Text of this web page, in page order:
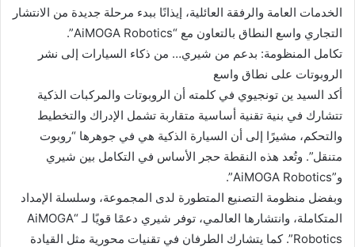
الخدمات العامة والرفقة العائلية، إيذانًا ببدء مرحلة جديدة من الانتشار
التجاري واسع النطاق بالتعاون مع “AiMOGA Robotics”.
تكامل المنظومة: بدعم من شيري… من ذكاء السيارات إلى نشر
الروبوتات على نطاق واسع
أكد السيد ين تونجيوي في كلمته أن الروبوتات والمركبات الذكية
تتشارك في بنية تقنية أساسية متقاربة تشمل الإدراك والتخطيط
والتحكم، مشيرًا إلى أن السيارة الذكية هي في جوهرها “روبوت
متنقل”. وتُعد هذه النقطة حجر الأساس في التكامل بين شيري
و”AiMOGA Robotics”.
وبفضل منظومة التصنيع المتطورة لدى المجموعة، وسلسلة الإمداد
المتكاملة، وانتشارها العالمي، توفر شيري دعمًا قويًا لـ “AiMOGA
Robotics”. كما يتشارك الطرفان في تقنيات محورية مثل القيادة